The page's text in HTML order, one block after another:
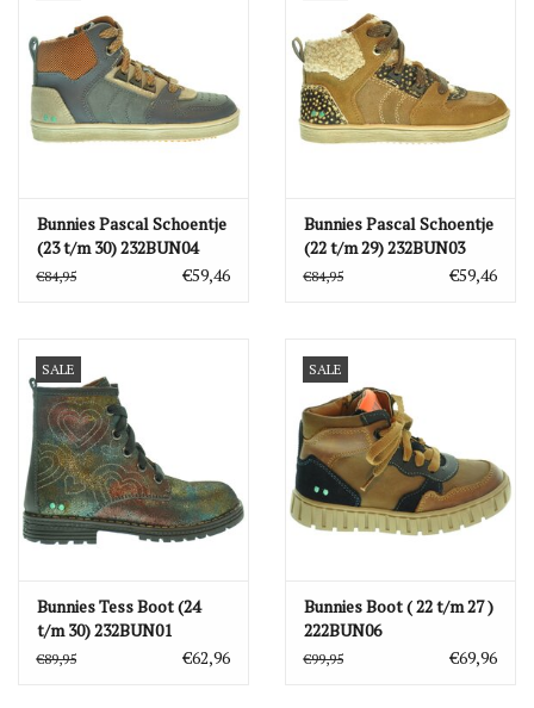
Bunnies Pascal Schoentje
(23 t/m 30) 232BUN04
€84,95 €59,46
Bunnies Pascal Schoentje
(22 t/m 29) 232BUN03
€84,95 €59,46
SALE
Bunnies Tess Boot (24
t/m 30) 232BUN01
€89,95 €62,96
SALE
Bunnies Boot ( 22 t/m 27 )
222BUN06
€99,95 €69,96